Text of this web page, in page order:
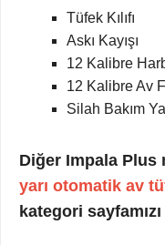
Tüfek Kılıfı
Askı Kayışı
12 Kalibre
12 Kalibre Av
Silah Bakım
Diğer Impala Plus
yarı otomatik av
kategori sayfamızı